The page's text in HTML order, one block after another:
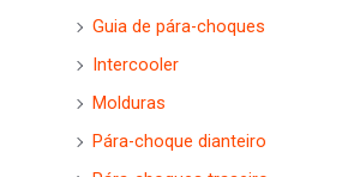
Guia de pára-choques
Intercooler
Molduras
Pára-choque dianteiro